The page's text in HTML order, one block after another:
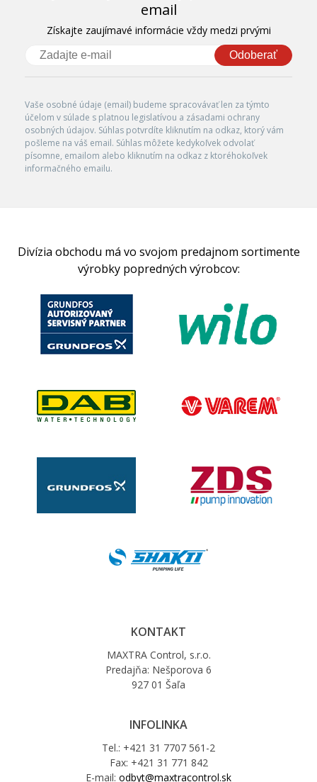
email
Získajte zaujímavé informácie vždy medzi prvými
Odoberať
Vaše osobné údaje (email) budeme spracovávať len za týmto
účelom v súlade s platnou legislatívou a zásadami ochrany
osobných údajov. Súhlas potvrdíte kliknutím na odkaz, ktorý vám
pošleme na váš email. Súhlas môžete kedykoľvek odvolať
písomne, emailom alebo kliknutím na odkaz z ktoréhokoľvek
informačného emailu.
Divízia obchodu má vo svojom predajnom sortimente
výrobky popredných výrobcov:
KONTAKT
MAXTRA Control, s.r.o.
Predajňa: Nešporova 6
927 01 Šaľa
INFOLINKA
Tel.: +421 31 7707 561-2
Fax: +421 31 771 842
E-mail: odbyt@maxtracontrol.sk